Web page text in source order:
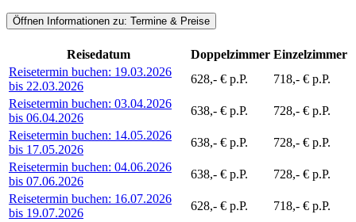
Öffnen Informationen zu: Termine & Preise
Reisedatum Doppelzimmer Einzelzimmer
Reisetermin buchen: 19.03.2026
bis 22.03.2026
628,- € p.P.
718,- € p.P.
Reisetermin buchen: 03.04.2026
bis 06.04.2026
638,- € p.P.
728,- € p.P.
Reisetermin buchen: 14.05.2026
bis 17.05.2026
638,- € p.P.
728,- € p.P.
Reisetermin buchen: 04.06.2026
bis 07.06.2026
638,- € p.P.
728,- € p.P.
Reisetermin buchen: 16.07.2026
bis 19.07.2026
628,- € p.P.
718,- € p.P.